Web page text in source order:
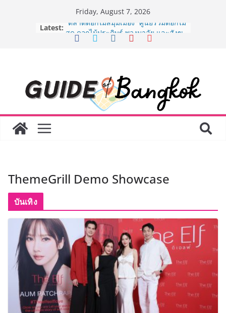
Friday, August 7, 2026
Latest: “ตลาดดอกไม้สี่มุมเมือง” ศูนย์รวมดอกไม้
สด ดอกไม้ประดิษฐ์ พวงมาลัย และสังฆ
ครั้งแรกของไทย ส่งอุปกรณ์วิทยาศาสตร์
“CE-7 MATCH” ฝีมือคนไทย ร่วมภารกิจ
สำรวจดวงจันทร์ 24 สิงหาคมนี้
8.8 “ซูเลียน” รวมพลังนักธุรกิจทั่ว
ประเทศ จัดประชุมใหญ่แห่งปี พบ CEO
ราชวงศ์” พุ่งทะยานสู่น่านฟ้า
ระดับผลิตภัณฑ์ท้องถิ่นสู่ตลาดเชิง
พาณิชย์อย่างยั่งยืน
ThemeGrill Demo Showcase
บันเทิง